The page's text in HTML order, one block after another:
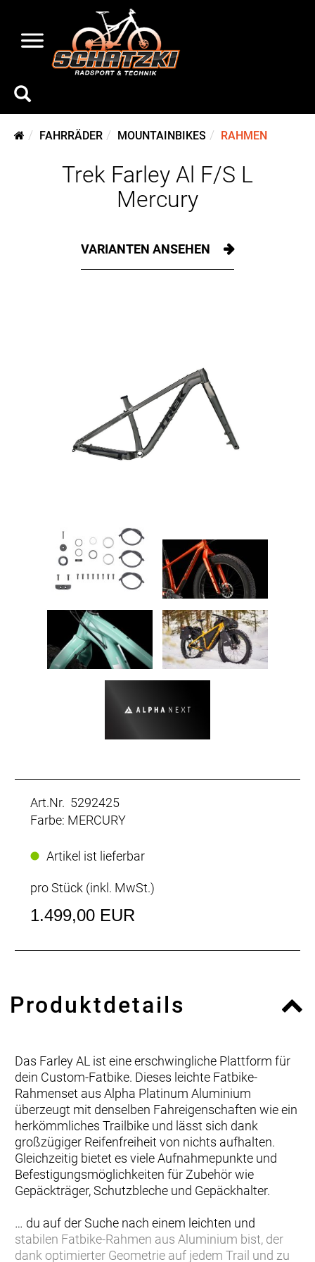
FAHRRÄDER MOUNTAINBIKES RAHMEN
Trek Farley Al F/S L
Mercury
VARIANTEN ANSEHEN
Art.Nr. 5292425
Farbe: MERCURY
Artikel ist lieferbar
pro Stück (inkl. MwSt.)
1.499,00 EUR
Produktdetails
Das Farley AL ist eine erschwingliche Plattform für
dein Custom-Fatbike. Dieses leichte Fatbike-
Rahmenset aus Alpha Platinum Aluminium
überzeugt mit denselben Fahreigenschaften wie ein
herkömmliches Trailbike und lässt sich dank
großzügiger Reifenfreiheit von nichts aufhalten.
Gleichzeitig bietet es viele Aufnahmepunkte und
Befestigungsmöglichkeiten für Zubehör wie
Gepäckträger, Schutzbleche und Gepäckhalter.
… du auf der Suche nach einem leichten und
stabilen Fatbike-Rahmen aus Aluminium bist, der
dank optimierter Geometrie auf jedem Trail und zu